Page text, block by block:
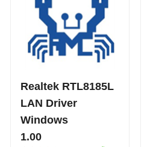
Realtek RTL8185L
LAN Driver
Windows
1.00